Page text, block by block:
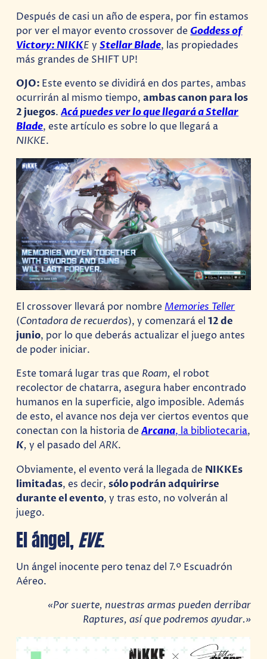
Después de casi un año de espera, por fin estamos
por ver el mayor evento crossover de Goddess of
Victory: NIKKEyStellar Blade, las propiedades
más grandes de SHIFT UP!
OJO: Este evento se dividirá en dos partes, ambas
ocurrirán al mismo tiempo,ambas canon para los
2 juegos.Acá puedes ver lo que llegará a Stellar
Blade, este artículo es sobre lo que llegará a
NIKKE.
El crossover llevará por nombre Memories Teller
(Contadora de recuerdos), y comenzará el12 de
junio, por lo que deberás actualizar el juego antes
de poder iniciar.
Este tomará lugar tras que Roam,el robot
recolector de chatarra, asegura haber encontrado
humanos en la superficie, algo imposible. Además
de esto, el avance nos deja ver ciertos eventos que
conectan con la historia deArcana, la bibliotecaria,
K, y el pasado delARK.
Obviamente, el evento verá la llegada de NIKKEs
limitadas, es decir,sólo podrán adquirirse
durante el evento, y tras esto, no volverán al
juego.
El ángel, EVE.
Un ángel inocente pero tenaz del 7.º Escuadrón
Aéreo.
«Por suerte, nuestras armas pueden derribar
Raptures, así que podremos ayudar.»